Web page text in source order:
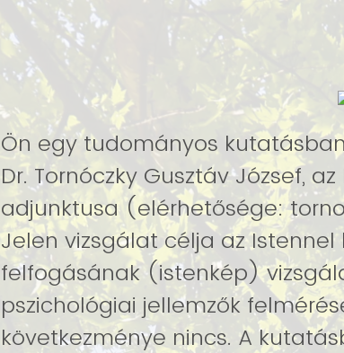
Ön egy tudományos
Dr. Tornóczky Gusztáv József, az
adjunktusa (elérhetősége:
Jelen vizsgálat célja az
felfogásának (istenkép)
pszichológiai jellemzők felmérése. A kérdőív kitöltésének
következménye nincs. A